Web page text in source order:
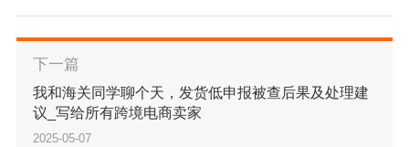
美国玩具协会（一个代表850家玩具制造商的行
业组织）首席执行官格雷格·阿赫恩告诉《纽约时
报》，目前供应链冻结，这给圣诞节带来了风
立即查看
下一篇
我和海关同学聊个天，发货低申报被查后果及处理建
议_写给所有跨境电商卖家
2025-05-07